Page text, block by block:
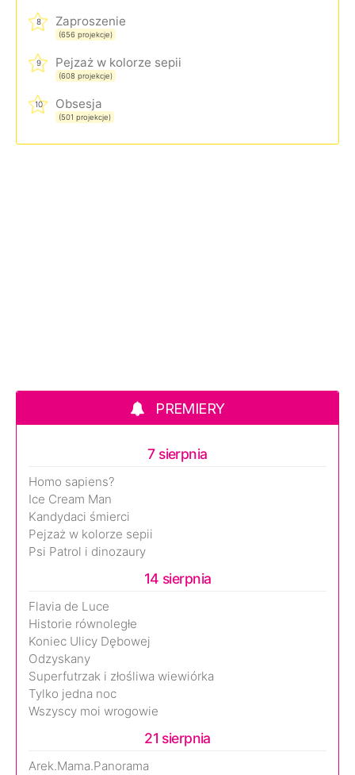
8 Zaproszenie
(656 projekcje)
9 Pejzaż w kolorze sepii
(608 projekcje)
10 Obsesja
(501 projekcje)
PREMIERY
7 sierpnia
Homo sapiens?
Ice Cream Man
Kandydaci śmierci
Pejzaż w kolorze sepii
Psi Patrol i dinozaury
14 sierpnia
Flavia de Luce
Historie równoległe
Koniec Ulicy Dębowej
Odzyskany
Superfutrzak i złośliwa wiewiórka
Tylko jedna noc
Wszyscy moi wrogowie
21 sierpnia
Arek.Mama.Panorama